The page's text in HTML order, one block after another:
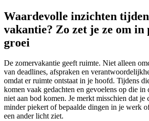
Waardevolle inzichten
vakantie? Zo zet je ze om in
groei
De zomervakantie geeft ruimte. Niet alleen
van deadlines, afspraken en
omdat er ruimte ontstaat in je hoofd. Tijdens
komen vaak gedachten en gevoelens op die in
niet aan bod komen. Je merkt misschien dat je
minder piekert of bepaalde dingen in je werk
een ander licht ziet.